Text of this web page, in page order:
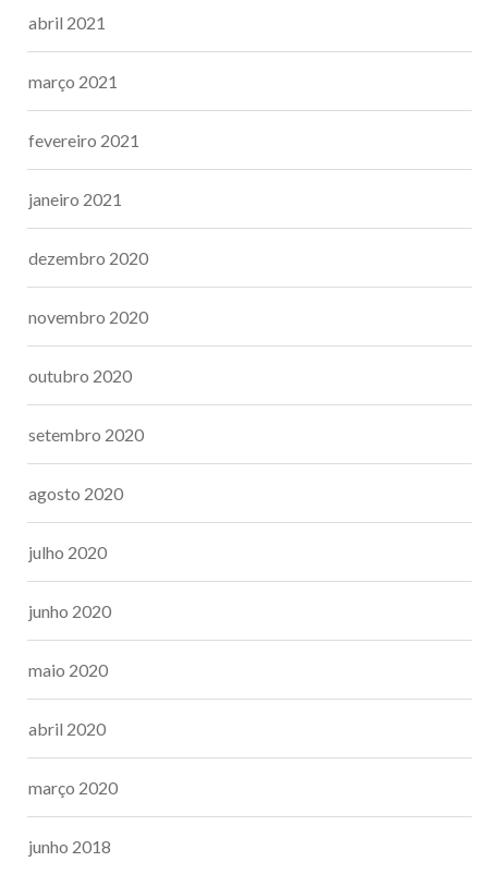
abril 2021
março 2021
fevereiro 2021
janeiro 2021
dezembro 2020
novembro 2020
outubro 2020
setembro 2020
agosto 2020
julho 2020
junho 2020
maio 2020
abril 2020
março 2020
junho 2018